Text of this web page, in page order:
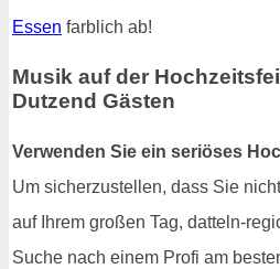
Essen farblich ab!
Musik auf der
Dutzend Gästen
Verwenden Sie ein seriöses
Um sicherzustellen, dass Sie
auf Ihrem großen Tag, datteln-
Suche nach einem Profi am